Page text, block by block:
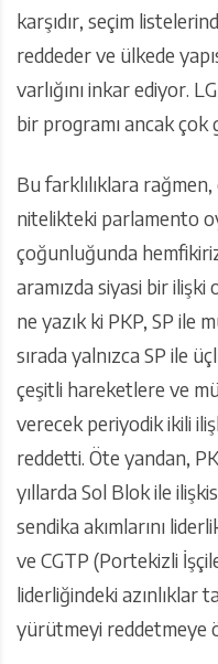
karşıdır, seçim
reddeder ve ülkede
varlığını inkar ediyor.
bir programı ancak çok
Bu farklılıklara
nitelikteki parlamento
çoğunluğunda
aramızda siyasi bir ilişki
ne yazık ki PKP, SP ile
sırada yalnızca SP ile
çeşitli hareketlere ve
verecek periyodik ikili
reddetti. Öte yandan,
yıllarda Sol Blok ile
sendika akımlarını
ve CGTP (Portekizli
liderliğindeki azınlıklar
yürütmeyi reddetmeye